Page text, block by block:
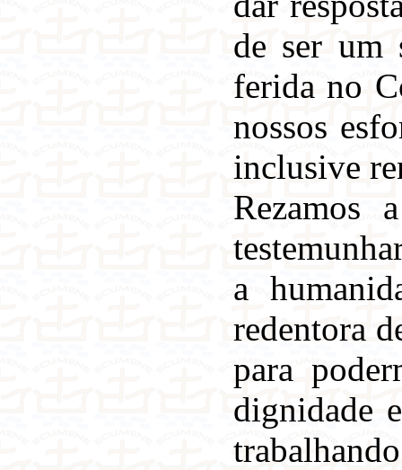
de ser um
ferida no
nossos
inclusive
Rezamos
a
redentora
para
dignidade